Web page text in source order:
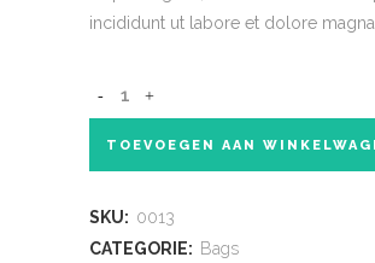
WAS:
incididunt ut labore et dolore magna
TOEVOEGEN AAN
SKU: 0013
CATEGORIE: Bags